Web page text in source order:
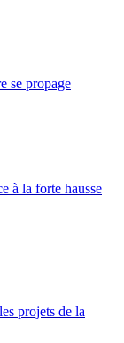
se propage
à la forte hausse
projets de la